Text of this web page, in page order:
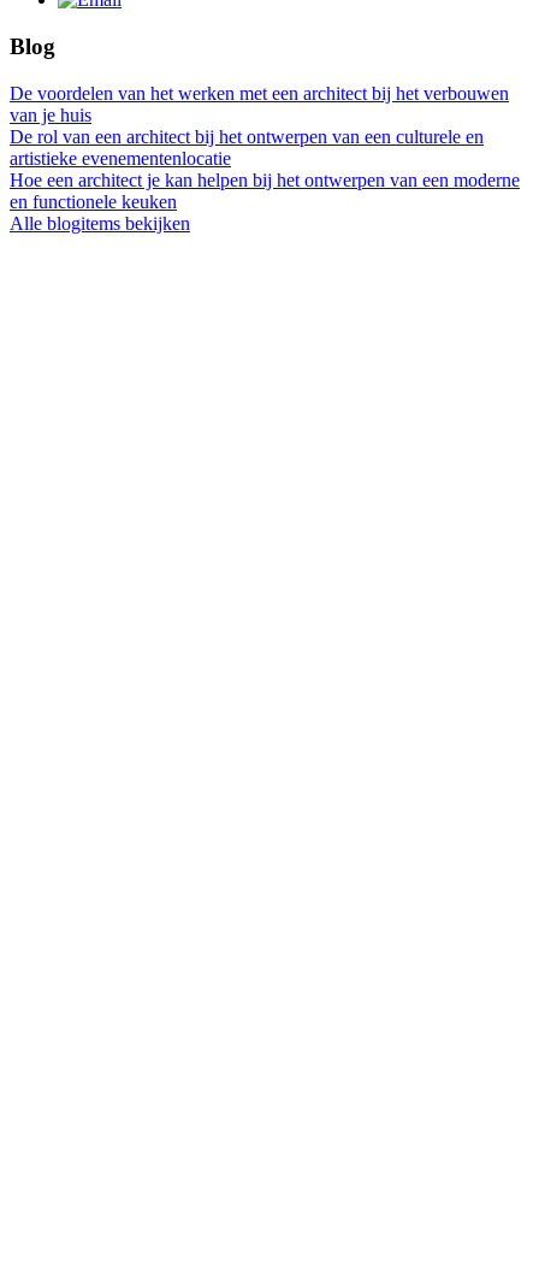
Blog
De voordelen van het werken met een architect bij het verbouwen
van je huis
De rol van een architect bij het ontwerpen van een culturele en
artistieke evenementenlocatie
Hoe een architect je kan helpen bij het ontwerpen van een moderne
en functionele keuken
Alle blogitems bekijken